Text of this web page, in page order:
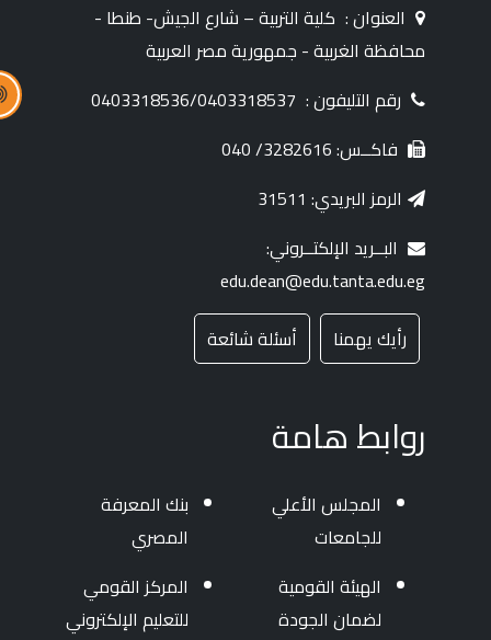
العنوان :كلية التربية – شارع الجيش- طنطا -
محافظة الغربية - جمهورية مصر العربية
رقم التليفون : 0403318536/0403318537
فاكــس: 3282616/ 040
الرمز البريدي: 31511
البــريد الإلكتــروني:
edu.dean@edu.tanta.edu.eg
رأيك يهمنا
أسئلة شائعة
روابط هامة
المجلس الأعلي
للجامعات
الهيئة القومية
لضمان الجودة
بنك المعرفة
المصري
المركز القومي
للتعليم الإلكتروني